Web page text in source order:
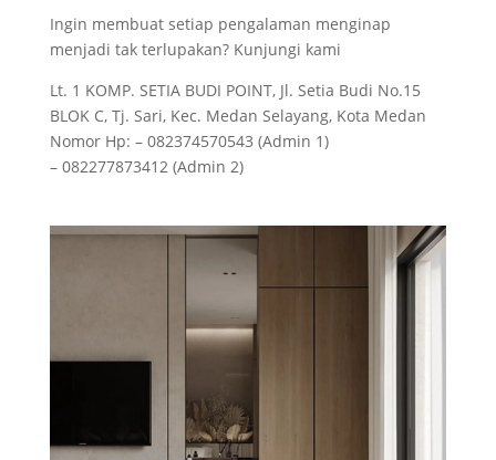
Ingin membuat setiap pengalaman menginap
menjadi tak terlupakan? Kunjungi kami
Lt. 1 KOMP. SETIA BUDI POINT, Jl. Setia Budi No.15
BLOK C, Tj. Sari, Kec. Medan Selayang, Kota Medan
Nomor Hp: – 082374570543 (Admin 1)
– 082277873412 (Admin 2)